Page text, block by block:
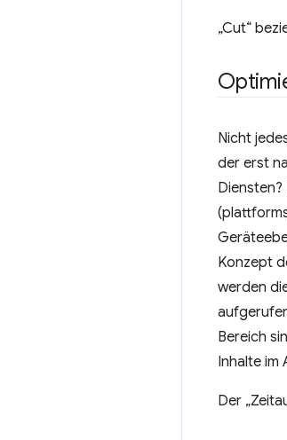
„Cut“
Nicht
der erst
Konzept
werden
Bereich
Inhalte im
Der